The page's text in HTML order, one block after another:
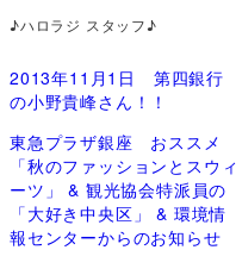
♪ハロラジ スタッフ♪
2013年11月1日 第四銀行
の小野貴峰さん！！
東急プラザ銀座 おススメ
「秋のファッションとスウィ
ーツ」 & 観光協会特派員の
「大好き中央区」 & 環境情
報センターからのお知らせ